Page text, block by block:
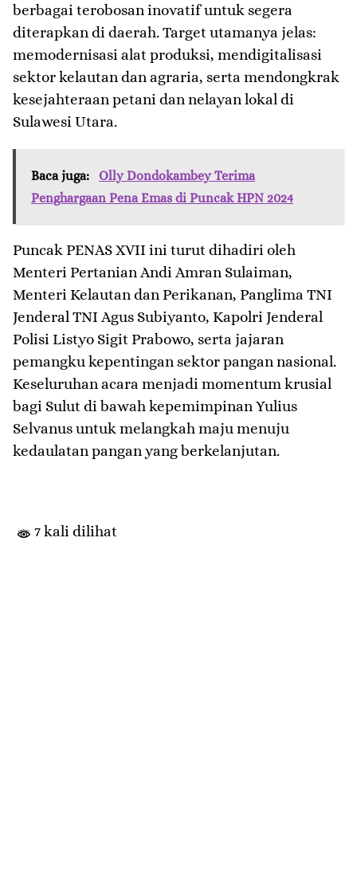
berbagai terobosan inovatif untuk segera
diterapkan di daerah. Target utamanya jelas:
memodernisasi alat produksi, mendigitalisasi
sektor kelautan dan agraria, serta mendongkrak
kesejahteraan petani dan nelayan lokal di
Sulawesi Utara.
Baca juga:
Olly Dondokambey Terima
Penghargaan Pena Emas di Puncak HPN 2024
​Puncak PENAS XVII ini turut dihadiri oleh
Menteri Pertanian Andi Amran Sulaiman,
Menteri Kelautan dan Perikanan, Panglima TNI
Jenderal TNI Agus Subiyanto, Kapolri Jenderal
Polisi Listyo Sigit Prabowo, serta jajaran
pemangku kepentingan sektor pangan nasional.
Keseluruhan acara menjadi momentum krusial
bagi Sulut di bawah kepemimpinan Yulius
Selvanus untuk melangkah maju menuju
kedaulatan pangan yang berkelanjutan.
7 kali dilihat